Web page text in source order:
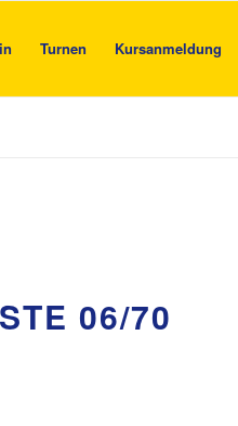
Turnen Kursanmeldung
06/70